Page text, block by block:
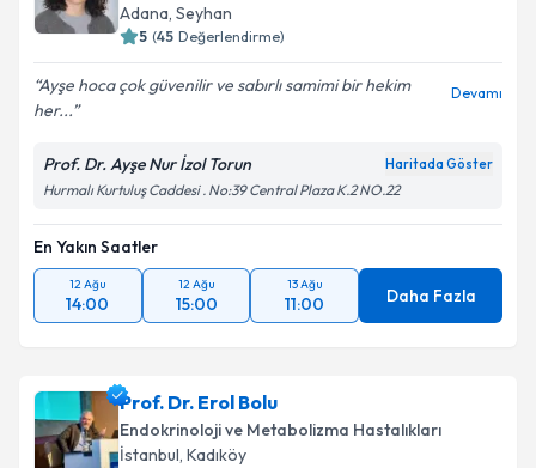
Adana, Seyhan
5 (45 Değerlendirme)
Ayşe hoca çok güvenilir ve sabırlı samimi bir hekim
her...
Devamı
Prof. Dr. Ayşe Nur İzol Torun Haritada Göster
Hurmalı Kurtuluş Caddesi . No:39 Central Plaza K.2 NO.22
En Yakın Saatler
12 Ağu
14:00
12 Ağu
15:00
13 Ağu
11:00 Daha Fazla
Prof. Dr. Erol Bolu
Endokrinoloji ve Metabolizma Hastalıkları
İstanbul, Kadıköy